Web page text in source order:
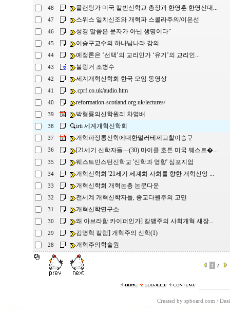
48 플랜팅가 미국 칼빈신학교 총장과 한영훈 한영신대...
47 스위스 일치신조와 개혁파 스콜라주의/이은선
46 성경 말씀은 문자가 아닌 생명이다”
45 이승구교수의 하나님나라 강의
44 예정론은 ‘선택’의 교리인가 ‘유기’의 교리인...
43 불링거 조병수
42 세계개혁신학회 한국 모임 동영상
41 .cprf.co.uk/audio.htm
40 reformation-scotland.org.uk/lectures/
39 박형룡의신학원리 차영배
38 irti 세계개혁신학회
37 개혁파정통신학에대한멀러테제고찰이승구
36 [21세기 신학자들―(30) 마이클 호튼 미국 웨스트�...
35 웨스트민스턴신학교 '신학과 영향' 심포지엄
34 개혁신학회 '21세기 세계화 사회를 향한 개혁신앙 ...
33 개혁신학회 개혁논총 논문다운
32 전세계 개혁신학자들, 종교다원주의 고민
31 개혁신학연구소
30 왜 아브라함 카이퍼인가] 칼뱅주의 사회개혁 새장...
29 김명혁 칼럼] 개혁주의 신학(1)
28 개혁주의학술원
1 2
Created by spboard.com /